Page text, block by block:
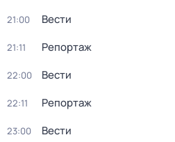
21:00 Вести
21:11 Репортаж
22:00 Вести
22:11 Репортаж
23:00 Вести